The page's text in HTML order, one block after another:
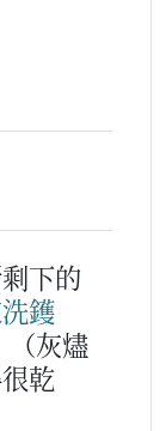
下的
鑊
（灰燼
乾